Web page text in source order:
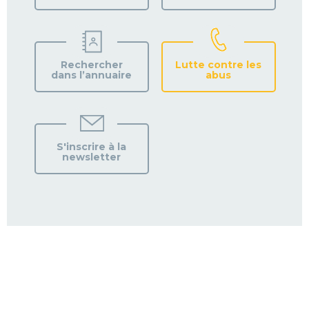
Rechercher
dans l’annuaire
Lutte contre les
abus
S'inscrire à la
newsletter